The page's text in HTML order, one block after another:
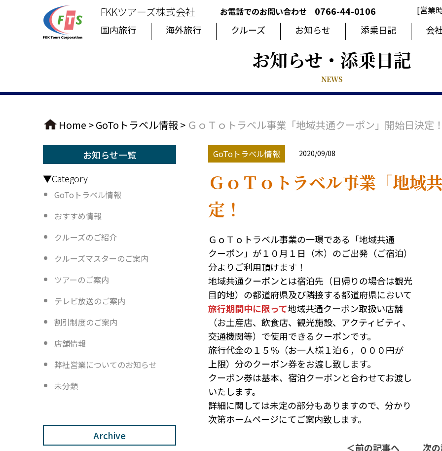
FKKツアーズ株式会社 お電話でのお問い合わせ 0766-44-0106 [営業
国内旅行 海外旅行 クルーズ お知らせ 添乗日記 会
お知らせ・添乗日記
NEWS
Home >GoToトラベル情報 > ＧｏＴｏトラベル事業「地域共通クーポン」開始日決定
お知らせ一覧
▼Category
GoToトラベル情報
おすすめ情報
クルーズのご紹介
クルーズマスターのご案内
ツアーのご案内
テレビ放送のご案内
割引制度のご案内
店舗情報
弊社営業についてのお知らせ
未分類
Archive
GoToトラベル情報 2020/09/08
ＧｏＴｏトラベル事業「地域
定！
ＧｏＴｏトラベル事業の一環である「地域共通
クーポン」が１０月１日（木）のご出発（ご宿泊）
分よりご利用頂けます！
地域共通クーポンとは宿泊先（日帰りの場合は観光
目的地）の都道府県及び隣接する都道府県において
旅行期間中に限って地域共通クーポン取扱い店舗
（お土産店、飲食店、観光施設、アクティビティ、
交通機関等）で使用できるクーポンです。
旅行代金の１５％（お一人様１泊６，０００円が
上限）分のクーポン券をお渡し致します。
クーポン券は基本、宿泊クーポンと合わせてお渡し
いたします。
詳細に関しては未定の部分もありますので、分かり
次第ホームページにてご案内致します。
＜前の記事へ 次